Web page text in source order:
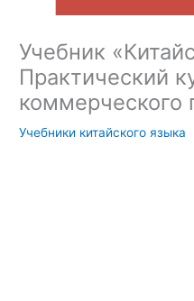
Учебник
Практический
коммерческого
Учебники китайского языка